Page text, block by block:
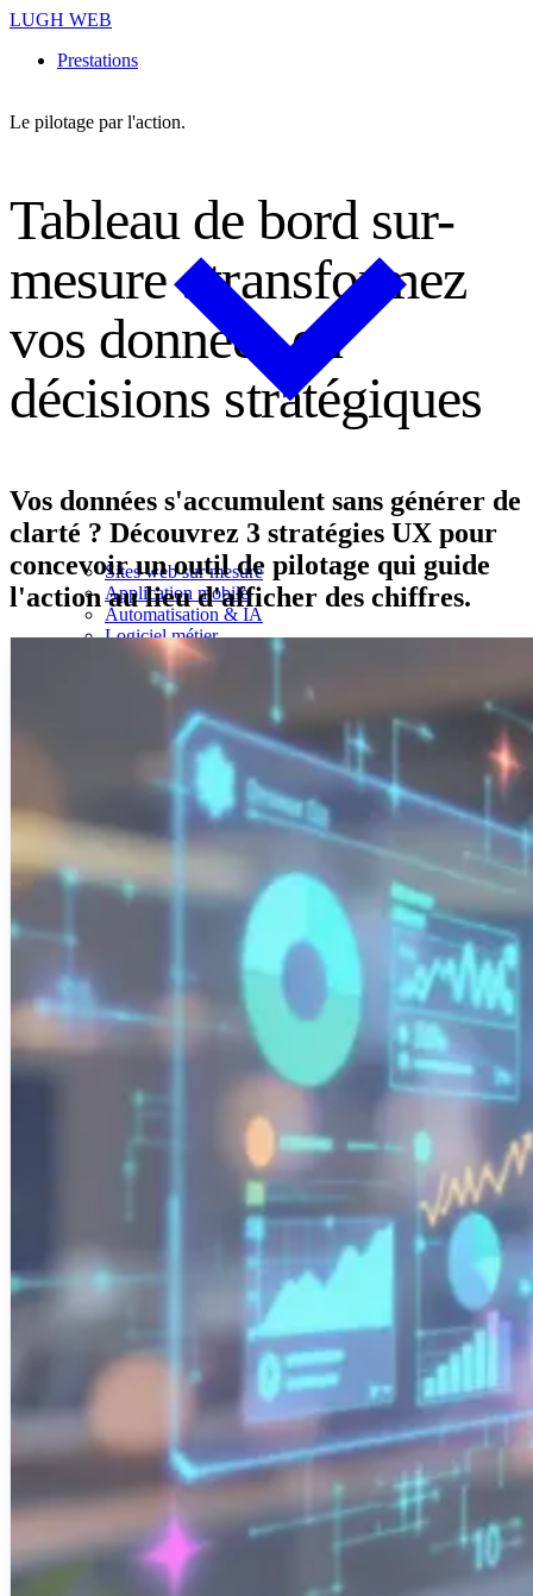
LUGH WEB
Prestations
Sites web sur mesure
Application mobile
Automatisation & IA
Logiciel métier
Audit de Cybersécurité
Créations de sites internet
Projets d'applications iOS & Android
Plateformes métiers personnalisées
Le pilotage par l'action.
Tableau de bord sur-
mesure : transformez
vos donnée s en
décisions stratégiques
Vos données s'accumulent sans générer de
clarté ? Découvrez 3 stratégies UX pour
concevoir un outil de pilotage qui guide
l'action au lieu d'afficher des chiffres.